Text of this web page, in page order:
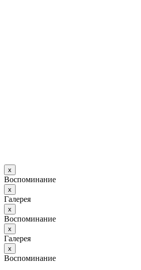
х
Воспоминание
х
Галерея
х
Воспоминание
х
Галерея
х
Воспоминание